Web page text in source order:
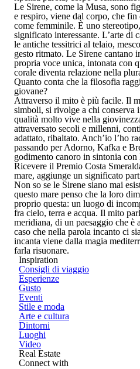
Le Sirene, come la Musa, sono
e respiro, viene dal corpo, che fin
come femminile. È uno
significato interessante. L’arte di
le antiche tessitrici al telaio,
gesto ritmato. Le Sirene cantano
propria voce unica, intonata con
corale diventa relazione nella
Quanto conta che la filosofia
giovane?
Attraverso il mito è più facile. Il
simboli, si rivolge a chi conserva
qualità molto vive nella
attraversato secoli e millenni,
adattato, ribaltato. Anch’io l’ho
passando per Adorno, Kafka e
godimento canoro in sintonia con
Ricevere il Premio Costa
mare, aggiunge un significato
Non so se le Sirene siano mai
questo mare penso che la loro
proprio questa: un luogo di
fra cielo, terra e acqua. Il mito
meridiana, di un paesaggio che è
caso che nella parola incanto ci
incanta viene dalla magia
farla risuonare.
Inspiration
Consigli di viaggio
Esperienze
Gusto
Eventi
Stile e moda
Arte e cultura
Dintorni
Luoghi
Video
Real Estate
Connect with